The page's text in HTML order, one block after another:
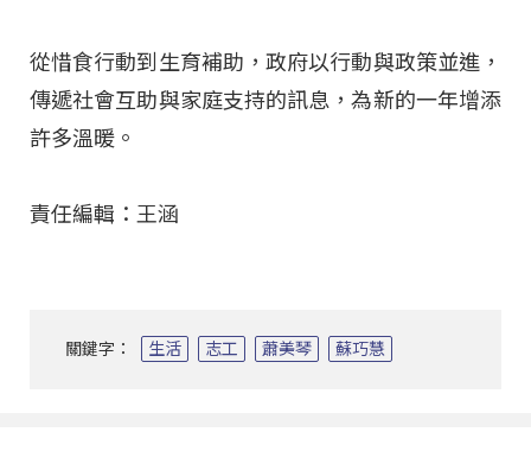
從惜食行動到生育補助，政府以行動與政策並進，
傳遞社會互助與家庭支持的訊息，為新的一年增添
許多溫暖。
責任編輯：王涵
關鍵字： 生活 志工 蕭美琴 蘇巧慧